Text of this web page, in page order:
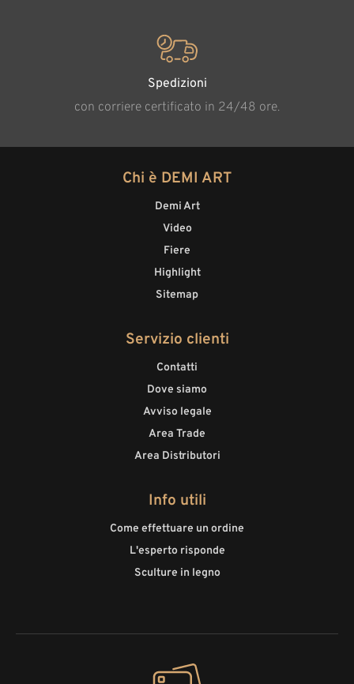
Spedizioni
con corriere certificato in 24/48 ore.
Chi è DEMI ART
Demi Art
Video
Fiere
Highlight
Sitemap
Servizio clienti
Contatti
Dove siamo
Avviso legale
Area Trade
Area Distributori
Info utili
Come effettuare un ordine
L'esperto risponde
Sculture in legno